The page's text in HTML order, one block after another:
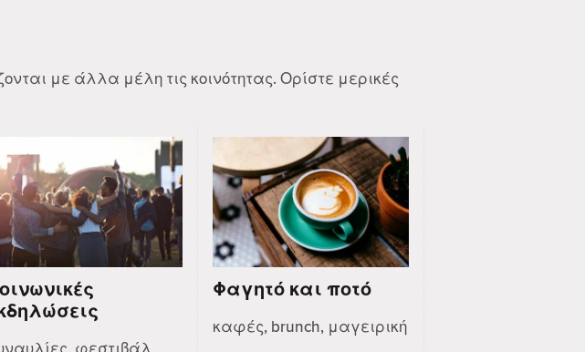
με άλλα μέλη τις κοινότητας. Ορίστε μερικές
Φαγητό και ποτό
καφές, brunch, μαγειρική